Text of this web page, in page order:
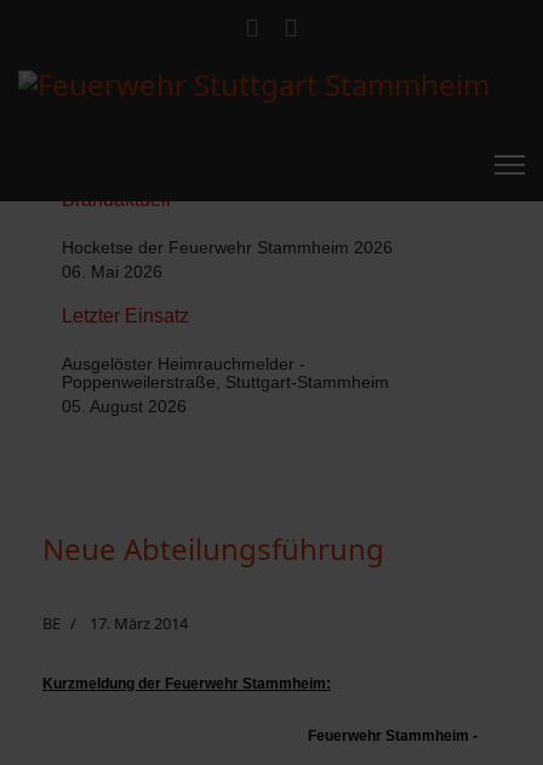
Brandaktuell
Hocketse der Feuerwehr Stammheim 2026
06. Mai 2026
Letzter Einsatz
Ausgelöster Heimrauchmelder -
Poppenweilerstraße, Stuttgart-Stammheim
05. August 2026
Neue Abteilungsführung
BE 17. März 2014
Kurzmeldung der Feuerwehr Stammheim:
Feuerwehr Stammheim -